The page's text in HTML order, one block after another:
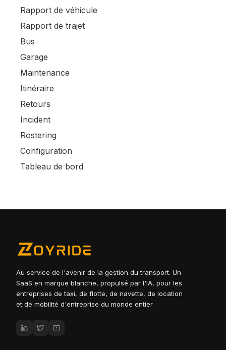
Rapport de véhicule
Rapport de trajet
Bus
Garage
Maintenance
Itinéraire
Retours
Incident
Rostering
Configuration
Tableau de bord
Au service de l'avenir de la gestion du transport. Un
SaaS en marque blanche, propulsé par l'IA, pour les
entreprises de taxi, de flotte, de navette, de location
et de mobilité d'entreprise du monde entier.